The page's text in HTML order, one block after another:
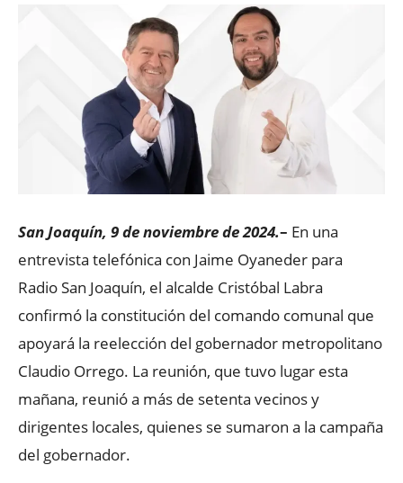
San Joaquín, 9 de noviembre de 2024.– En una
entrevista telefónica con Jaime Oyaneder para
Radio San Joaquín, el alcalde Cristóbal Labra
confirmó la constitución del comando comunal que
apoyará la reelección del gobernador metropolitano
Claudio Orrego. La reunión, que tuvo lugar esta
mañana, reunió a más de setenta vecinos y
dirigentes locales, quienes se sumaron a la campaña
del gobernador.